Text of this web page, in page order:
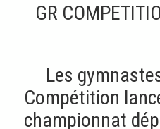
GR
Les
Compétition
championnat